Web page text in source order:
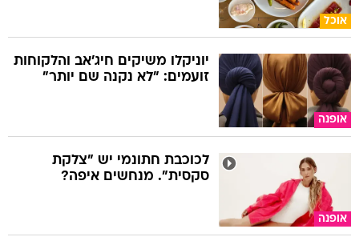
אוכל
אופנה
יוניקלו משיקים חיג'אב והלקוחות
זועמים: "לא נקנה שם יותר"
אופנה
לכוכבת חתונמי יש "צלקת
סקסית". מנחשים איפה?